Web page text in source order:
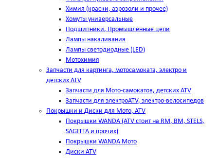
Химия (краски, аэрозоли и прочее)
Хомуты универсальные
Подшипники, Промышленные цепи
Лампы накаливания
Лампы светодиодные (LED)
Мотохимия
Запчасти для картинга, мотосамоката, электро и
детских ATV
Запчасти для Мото-самокатов, детских ATV
Запчасти для электроATV, электро-велосипедов
Покрышки и Диски для Мото, ATV
Покрышки WANDA (АТV стоит на RM, BM, STELS,
SAGITTA и прочих)
Покрышки WANDA Мото
Диски ATV